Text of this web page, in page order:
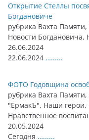
Открытие Стеллы
Богдановиче
рубрика Вахта
Новости Богдановича,
26.06.2024
22.06.2024 …......
ФОТО Годовщина
рубрика Вахта
"ЕрмакЪ", Наши герои,
Нравственное
20.05.2024
Сегодня …......